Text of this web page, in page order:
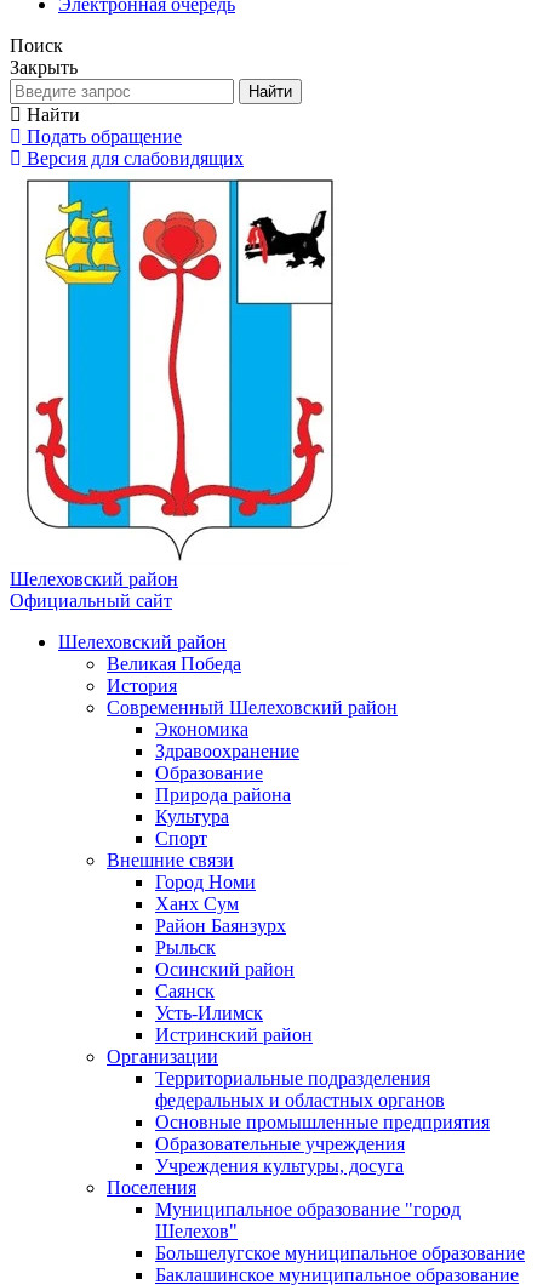
Поиск
Закрыть
Найти
Найти
Подать обращение
Версия для слабовидящих
Шелеховский район
Официальный сайт
Шелеховский район
Великая Победа
История
Современный Шелеховский район
Экономика
Здравоохранение
Образование
Природа района
Культура
Спорт
Внешние связи
Город Номи
Ханх Сум
Район Баянзурх
Рыльск
Осинский район
Саянск
Усть-Илимск
Истринский район
Организации
Территориальные подразделения
федеральных и областных органов
Основные промышленные предприятия
Образовательные учреждения
Учреждения культуры, досуга
Поселения
Муниципальное образование "город
Шелехов"
Большелугское муниципальное образование
Баклашинское муниципальное образование